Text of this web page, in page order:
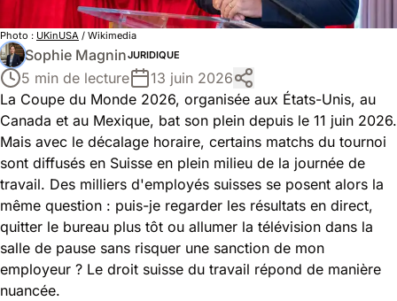
Photo : UKinUSA / Wikimedia
Sophie MagninJURIDIQUE
5 min de lecture
13 juin 2026
La Coupe du Monde 2026, organisée aux États-Unis, au
Canada et au Mexique, bat son plein depuis le 11 juin 2026.
Mais avec le décalage horaire, certains matchs du tournoi
sont diffusés en Suisse en plein milieu de la journée de
travail. Des milliers d'employés suisses se posent alors la
même question : puis-je regarder les résultats en direct,
quitter le bureau plus tôt ou allumer la télévision dans la
salle de pause sans risquer une sanction de mon
employeur ? Le droit suisse du travail répond de manière
nuancée.